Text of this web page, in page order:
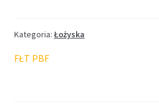
Kategoria: Łożyska
FŁT PBF